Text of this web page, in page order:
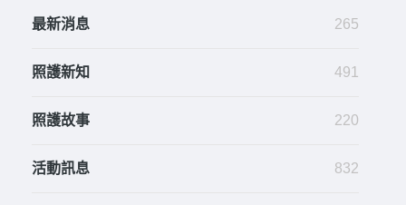
最新消息 265
照護新知 491
照護故事 220
活動訊息 832